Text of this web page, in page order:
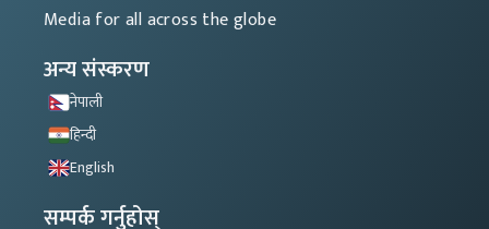
Media for all across the globe
अन्य संस्करण
नेपाली
हिन्दी
English
सम्पर्क गर्नुहोस्